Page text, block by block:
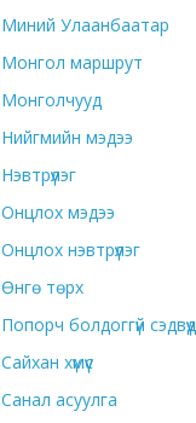
Миний Улаанбаатар
Монгол маршрут
Монголчууд
Нийгмийн мэдээ
Нэвтрүүлэг
Онцлох мэдээ
Онцлох нэвтрүүлэг
Өнгө төрх
Попорч болдоггүй сэдвүүд
Сайхан хүмүүс
Санал асуулга